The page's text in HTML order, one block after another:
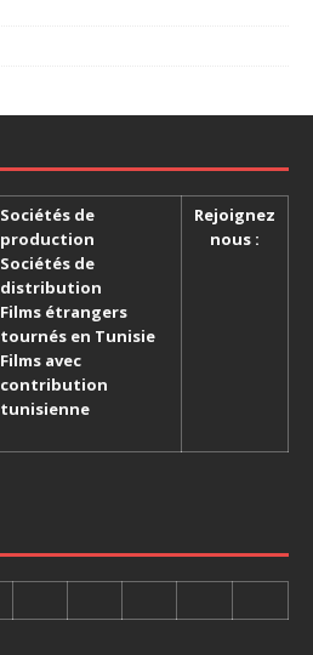
Sociétés de
production
Sociétés de
distribution
Films étrangers
tournés en Tunisie
Films avec
contribution
tunisienne
Rejoignez
nous :